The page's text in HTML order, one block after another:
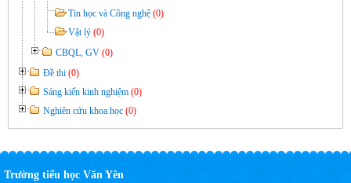
Tin học và Công nghệ (0)
Vật lý (0)
CBQL, GV (0)
Đề thi (0)
Sáng kiến kinh nghiệm (0)
Nghiên cứu khoa học (0)
Trường tiểu học Văn Yên